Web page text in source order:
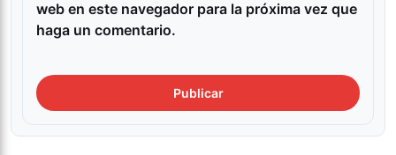
web en este navegador para la próxima vez que
haga un comentario.